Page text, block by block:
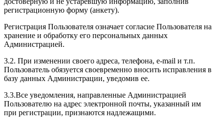
регистрационную форму (анкету).
Регистрация Пользователя означает согласие Пользователя на
хранение и обработку его персональных данных
Администрацией.
3.2. При изменении своего адреса, телефона, e-mail и т.п.
Пользователь обязуется своевременно вносить исправления в
базу данных Администрации, уведомив ее.
3.3.Все уведомления, направленные Администрацией
Пользователю на адрес электронной почты, указанный им
при регистрации, признаются надлежащими.